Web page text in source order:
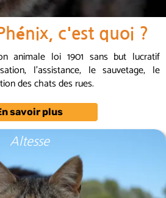
c'est quoi ?
animale loi 1901 sans but lucratif
l'assistance, le sauvetage, le
des chats des rues.
savoir plus
Altesse